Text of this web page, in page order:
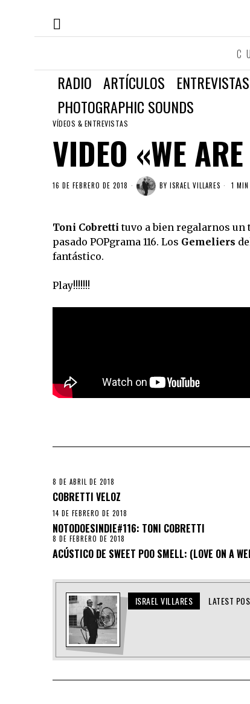
RADIO ARTÍCULOS ENTREVISTAS
PHOTOGRAPHIC SOUNDS
VÍDEOS & ENTREVISTAS
VIDEO «WE
16 DE FEBRERO DE 2018 BY ISRAEL VILLARES 1 MIN
Toni Cobretti tuvo a bien regalarnos
pasado POPgrama 116. Los Gemeliers
fantástico.
Play!!!!!!!
8 DE ABRIL DE 2018
COBRETTI VELOZ
14 DE FEBRERO DE 2018
NOTODOESINDIE#116: TONI COBRETTI
8 DE FEBRERO DE 2018
ACÚSTICO DE SWEET POO SMELL: (LOVE ON A
ISRAEL VILLARES LATEST